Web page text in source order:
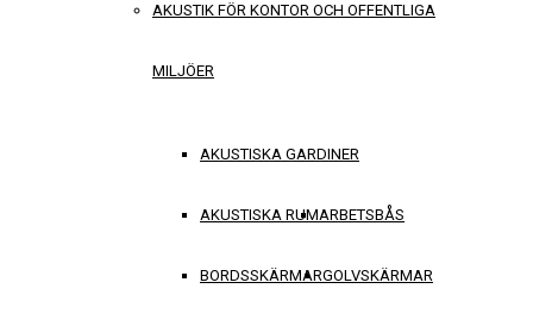
AKUSTIK FÖR KONTOR OCH OFFENTLIGA
MILJÖER
AKUSTISKA GARDINER
AKUSTISKA RUMARBETSBÅS
BORDSSKÄRMARGOLVSKÄRMAR